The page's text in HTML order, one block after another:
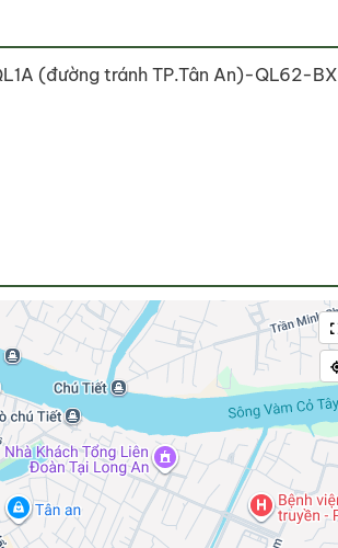
(đường tránh TP.Tân An)-QL62-BX